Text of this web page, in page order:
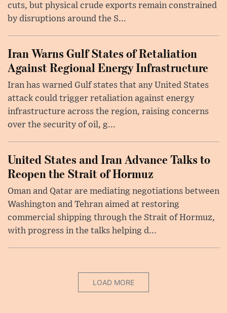
cuts, but physical crude exports remain constrained
by disruptions around the S...
Iran Warns Gulf States of Retaliation
Against Regional Energy Infrastructure
Iran has warned Gulf states that any United States
attack could trigger retaliation against energy
infrastructure across the region, raising concerns
over the security of oil, g...
United States and Iran Advance Talks to
Reopen the Strait of Hormuz
Oman and Qatar are mediating negotiations between
Washington and Tehran aimed at restoring
commercial shipping through the Strait of Hormuz,
with progress in the talks helping d...
LOAD MORE